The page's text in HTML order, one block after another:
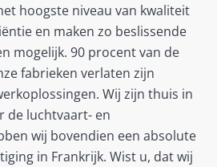
hoogste niveau van kwaliteit
en maken zo beslissende
mogelijk. 90 procent van de
fabrieken verlaten zijn
Wij zijn thuis in
de luchtvaart- en
wij bovendien een absolute
in Frankrijk. Wist u, dat wij